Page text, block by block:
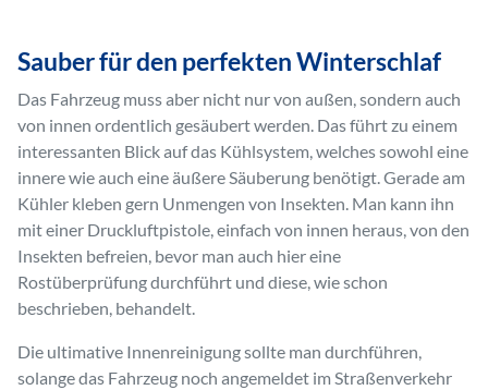
Sauber für den perfekten Winterschlaf
Das Fahrzeug muss aber nicht nur von außen, sondern auch
von innen ordentlich gesäubert werden. Das führt zu einem
interessanten Blick auf das Kühlsystem, welches sowohl eine
innere wie auch eine äußere Säuberung benötigt. Gerade am
Kühler kleben gern Unmengen von Insekten. Man kann ihn
mit einer Druckluftpistole, einfach von innen heraus, von den
Insekten befreien, bevor man auch hier eine
Rostüberprüfung durchführt und diese, wie schon
beschrieben, behandelt.
Die ultimative Innenreinigung sollte man durchführen,
solange das Fahrzeug noch angemeldet im Straßenverkehr